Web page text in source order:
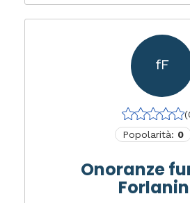
fF
Popolarità: 0
Onoranze